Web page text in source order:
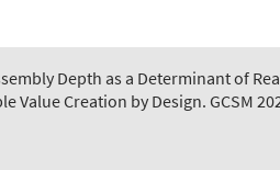
Depth as a Determinant of
Value Creation by Design. GCSM